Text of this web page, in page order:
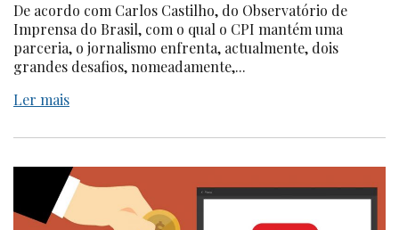
De acordo com Carlos Castilho, do Observatório de
Imprensa do Brasil, com o qual o CPI mantém uma
parceria, o jornalismo enfrenta, actualmente, dois
grandes desafios, nomeadamente,...
Ler mais